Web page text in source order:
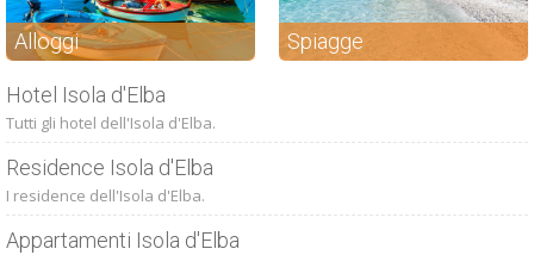
Alloggi Spiagge
Hotel Isola d'Elba
Tutti gli hotel dell'Isola d'Elba.
Residence Isola d'Elba
I residence dell'Isola d'Elba.
Appartamenti Isola d'Elba